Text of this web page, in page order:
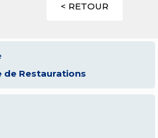
< RETOUR
de Restaurations